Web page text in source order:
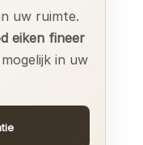
uw ruimte.
eiken fineer
in uw